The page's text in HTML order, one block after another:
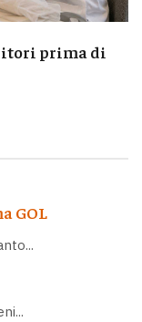
prima di
GOL